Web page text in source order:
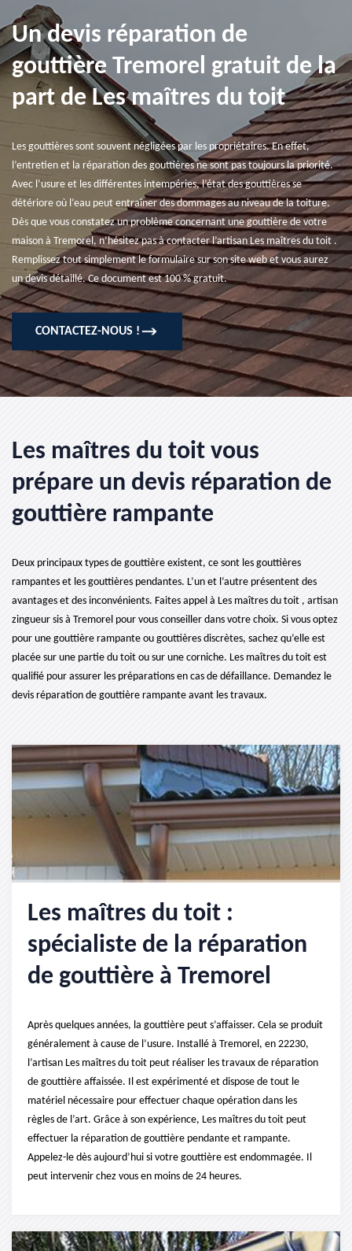
Un devis réparation de
gouttière Tremorel gratuit de la
part de Les maîtres du toit
Les gouttières sont souvent négligées par les propriétaires. En effet,
l’entretien et la réparation des gouttières ne sont pas toujours la priorité.
Avec l’usure et les différentes intempéries, l’état des gouttières se
détériore où l’eau peut entraîner des dommages au niveau de la toiture.
Dès que vous constatez un problème concernant une gouttière de votre
maison à Tremorel, n’hésitez pas à contacter l’artisan Les maîtres du toit .
Remplissez tout simplement le formulaire sur son site web et vous aurez
un devis détaillé. Ce document est 100 % gratuit.
CONTACTEZ-NOUS !
Les maîtres du toit vous
prépare un devis réparation de
gouttière rampante
Deux principaux types de gouttière existent, ce sont les gouttières
rampantes et les gouttières pendantes. L’un et l’autre présentent des
avantages et des inconvénients. Faites appel à Les maîtres du toit , artisan
zingueur sis à Tremorel pour vous conseiller dans votre choix. Si vous optez
pour une gouttière rampante ou gouttières discrètes, sachez qu’elle est
placée sur une partie du toit ou sur une corniche. Les maîtres du toit est
qualifié pour assurer les préparations en cas de défaillance. Demandez le
devis réparation de gouttière rampante avant les travaux.
Les maîtres du toit :
spécialiste de la réparation
de gouttière à Tremorel
Après quelques années, la gouttière peut s’affaisser. Cela se produit
généralement à cause de l’usure. Installé à Tremorel, en 22230,
l’artisan Les maîtres du toit peut réaliser les travaux de réparation
de gouttière affaissée. Il est expérimenté et dispose de tout le
matériel nécessaire pour effectuer chaque opération dans les
règles de l’art. Grâce à son expérience, Les maîtres du toit peut
effectuer la réparation de gouttière pendante et rampante.
Appelez-le dès aujourd’hui si votre gouttière est endommagée. Il
peut intervenir chez vous en moins de 24 heures.